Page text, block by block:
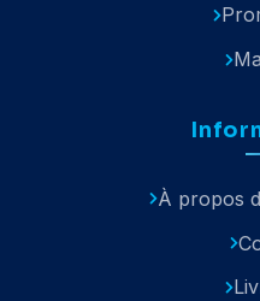
À propos